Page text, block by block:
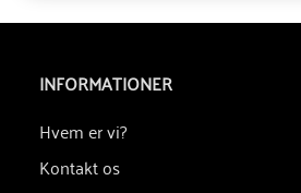
INFORMATIONER
Hvem er vi?
Kontakt os